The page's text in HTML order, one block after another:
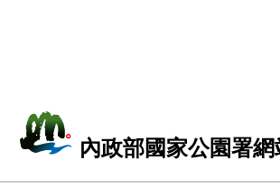
內政部國家公園